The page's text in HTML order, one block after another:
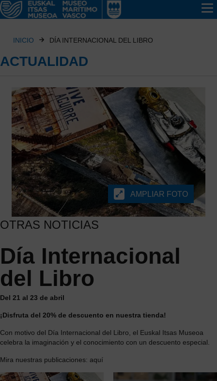
INICIO DÍA INTERNACIONAL DEL LIBRO
ACTUALIDAD
OTRAS NOTICIAS
Día Internacional
del Libro
Del 21 al 23 de abril
¡Disfruta del 20% de descuento en nuestra tienda!
Con motivo del Día Internacional del Libro, el Euskal Itsas Museoa
celebra la imaginación y el conocimiento con un descuento especial.
Mira nuestras publicaciones: aquí
AMPLIAR FOTO